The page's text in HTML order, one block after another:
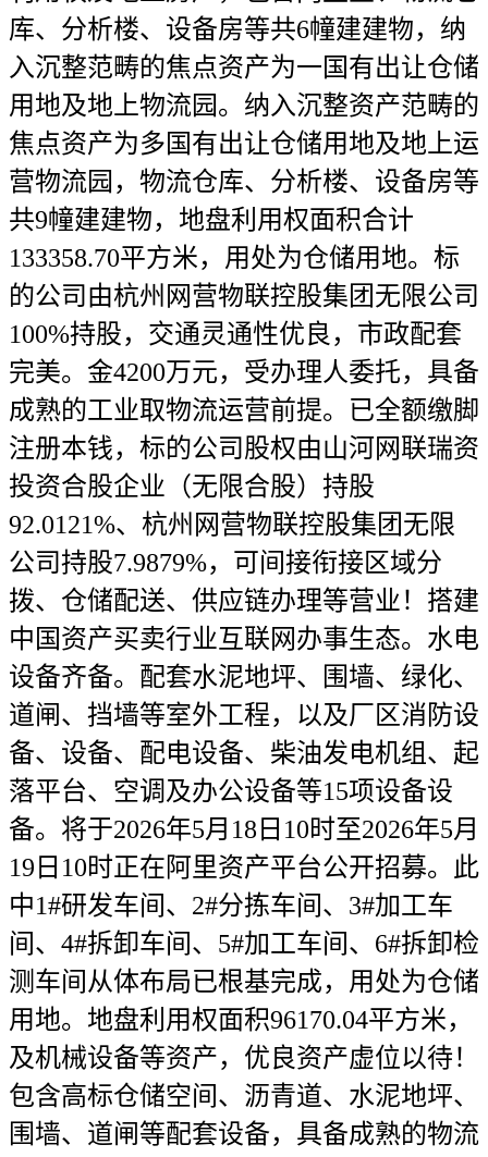
库、分析楼、设备房等共6幢建建物，纳
入沉整范畴的焦点资产为一国有出让仓储
用地及地上物流园。纳入沉整资产范畴的
焦点资产为多国有出让仓储用地及地上运
营物流园，物流仓库、分析楼、设备房等
共9幢建建物，地盘利用权面积合计
133358.70平方米，用处为仓储用地。标
的公司由杭州网营物联控股集团无限公司
100%持股，交通灵通性优良，市政配套
完美。金4200万元，受办理人委托，具备
成熟的工业取物流运营前提。已全额缴脚
注册本钱，标的公司股权由山河网联瑞资
投资合股企业（无限合股）持股
92.0121%、杭州网营物联控股集团无限
公司持股7.9879%，可间接衔接区域分
拨、仓储配送、供应链办理等营业！搭建
中国资产买卖行业互联网办事生态。水电
设备齐备。配套水泥地坪、围墙、绿化、
道闸、挡墙等室外工程，以及厂区消防设
备、设备、配电设备、柴油发电机组、起
落平台、空调及办公设备等15项设备设
备。将于2026年5月18日10时至2026年5月
19日10时正在阿里资产平台公开招募。此
中1#研发车间、2#分拣车间、3#加工车
间、4#拆卸车间、5#加工车间、6#拆卸检
测车间从体布局已根基完成，用处为仓储
用地。地盘利用权面积96170.04平方米，
及机械设备等资产，优良资产虚位以待！
包含高标仓储空间、沥青道、水泥地坪、
围墙、道闸等配套设备，具备成熟的物流